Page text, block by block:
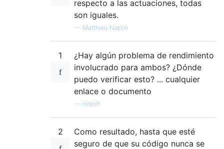
respecto a las actuaciones, todas
son iguales.
— Matthieu Napoli
1
¿Hay algún problema de rendimiento
involucrado para ambos? ¿Dónde
puedo verificar esto? ... cualquier
enlace o documento
— Hitesh
2
Como resultado, hasta que esté
seguro de que su código nunca se